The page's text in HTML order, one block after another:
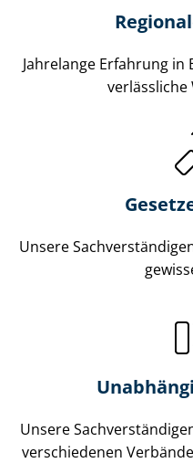
Jahrelange Erfahrung
Unsere
Unsere
verschiedenen